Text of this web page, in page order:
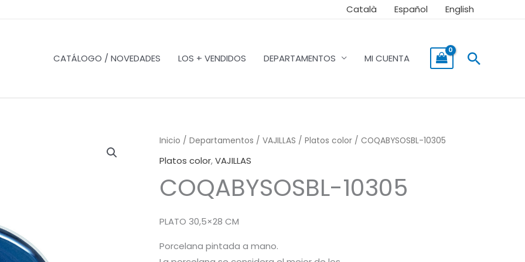
Català Español English
CATÁLOGO / NOVEDADES LOS + VENDIDOS DEPARTAMENTOS MI CUENTA Buscar
Inicio / Departamentos / VAJILLAS / Platos color / COQABYSOSBL-10305
Platos color,VAJILLAS
COQABYSOSBL-10305
PLATO 30,5×28 CM
Porcelana pintada a mano.